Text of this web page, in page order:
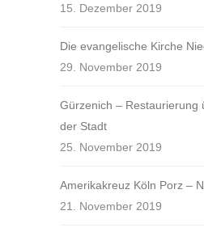
15. Dezember 2019
Die evangelische Kirche
29. November 2019
Gürzenich – Restaurierung
der Stadt
25. November 2019
Amerikakreuz Köln Porz –
21. November 2019